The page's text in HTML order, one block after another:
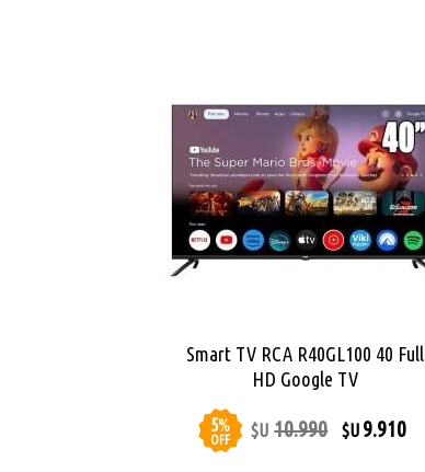
Smart TV RCA R40GL100 40 Full
HD Google TV
5%
OFF
$U 10.990 $U 9.910